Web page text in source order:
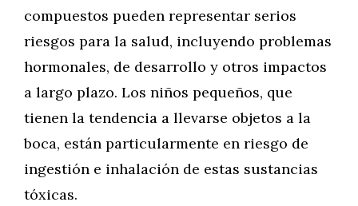
compuestos pueden representar serios
riesgos para la salud, incluyendo problemas
hormonales, de desarrollo y otros impactos
a largo plazo. Los niños pequeños, que
tienen la tendencia a llevarse objetos a la
boca, están particularmente en riesgo de
ingestión e inhalación de estas sustancias
tóxicas.